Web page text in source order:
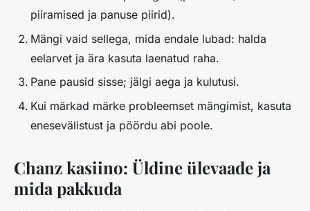
piiramised ja panuse piirid).
Mängi vaid sellega, mida endale lubad: halda
eelarvet ja ära kasuta laenatud raha.
Pane pausid sisse; jälgi aega ja kulutusi.
Kui märkad märke probleemset mängimist, kasuta
enesevälistust ja pöördu abi poole.
Chanz kasiino: Üldine ülevaade ja
mida pakkuda